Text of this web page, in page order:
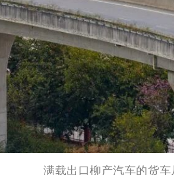
满载出口柳产汽车的货